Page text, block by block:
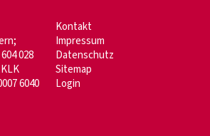
028
6040
Kontakt
Impressum
Datenschutz
Sitemap
Login